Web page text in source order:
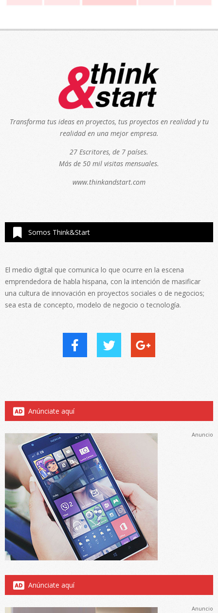
Transforma tus ideas en proyectos, tus proyectos en realidad y tu
realidad en una mejor empresa.
27 Escritores, de 7 países.
Más de 50 mil visitas mensuales.
www.thinkandstart.com
Somos Think&Start
El medio digital que comunica lo que ocurre en la escena
emprendedora de habla hispana, con la intención de masificar
una cultura de innovación en proyectos sociales o de negocios;
sea esta de concepto, modelo de negocio o tecnología.
Anúnciate aquí
Anuncio
Anúnciate aquí
Anuncio